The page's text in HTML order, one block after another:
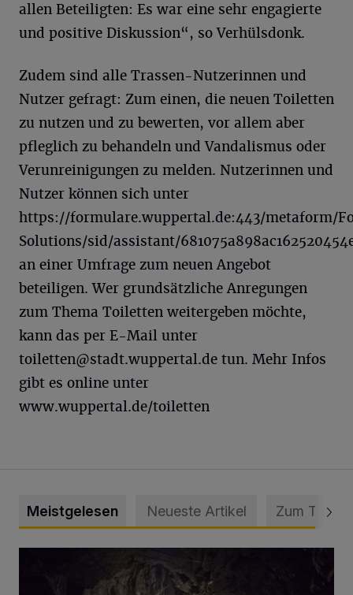
allen Beteiligten: Es war eine sehr engagierte
und positive Diskussion“, so Verhülsdonk.
Zudem sind alle Trassen-Nutzerinnen und
Nutzer gefragt: Zum einen, die neuen Toiletten
zu nutzen und zu bewerten, vor allem aber
pfleglich zu behandeln und Vandalismus oder
Verunreinigungen zu melden. Nutzerinnen und
Nutzer können sich unter
https://formulare.wuppertal.de:443/metaform/
Solutions/sid/assistant/
an einer Umfrage zum neuen Angebot
beteiligen. Wer grundsätzliche Anregungen
zum Thema Toiletten weitergeben möchte,
kann das per E-Mail unter
toiletten@stadt.wuppertal.de tun. Mehr Infos
gibt es online unter
www.wuppertal.de/toiletten
Meistgelesen Neueste Artikel Zum Thema